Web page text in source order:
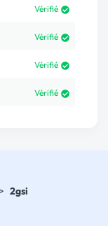
Vérifié
Vérifié
Vérifié
Vérifié
2gsi